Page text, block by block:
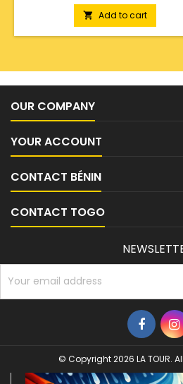
 Add to cart
OUR COMPANY
YOUR ACCOUNT
CONTACT BÉNIN
CONTACT TOGO
© Copyright 2026 LA TOUR.